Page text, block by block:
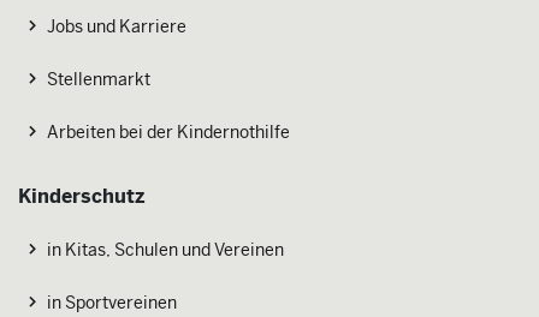
Jobs und Karriere
Stellenmarkt
Arbeiten bei der Kindernothilfe
Kinderschutz
in Kitas, Schulen und Vereinen
in Sportvereinen